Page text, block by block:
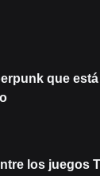
que está
los juegos